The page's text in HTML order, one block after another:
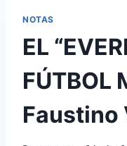
NOTAS
EL
FÚTBOL
Faustino